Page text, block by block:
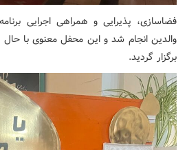
فضاسازی، پذیرایی و همراهی اجرایی
والدین انجام شد و این محفل معنوی با
برگزار گردید.